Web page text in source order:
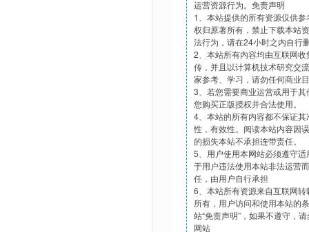
运营资源行为。免责声明
1、本站提供的所有资源仅供
权归原著所有，禁止下载本站
法行为，请在24小时之内自行
2、本站所有内容均由互联网
传，并且以计算机技术研究交
家参考、学习，请勿任何商业
3、若您需要商业运营或用于
您购买正版授权并合法使用。
4、本站的所有内容都不保证
性，有效性。阅读本站内容因
的损失本站不承担连带责任。
5、用户使用本网站必须遵守
于用户违法使用本站非法运营
任，由用户自行承担
6、本站所有资源来自互联网
所有，用户访问和使用本站的
站“免责声明”，如果不遵守，
网站